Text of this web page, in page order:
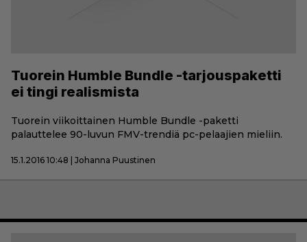
Tuorein Humble Bundle -tarjouspaketti
ei tingi realismista
Tuorein viikoittainen Humble Bundle -paketti
palauttelee 90-luvun FMV-trendiä pc-pelaajien mieliin.
15.1.2016 10:48 | Johanna Puustinen